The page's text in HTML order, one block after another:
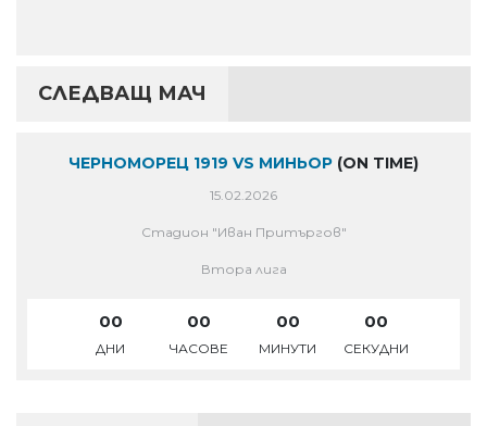
СЛЕДВАЩ МАЧ
ЧЕРНОМОРЕЦ 1919 VS МИНЬОР (ON TIME)
15.02.2026
Стадион "Иван Притъргов"
Втора лига
00
ДНИ
00
ЧАСОВЕ
00
МИНУТИ
00
СЕКУДНИ